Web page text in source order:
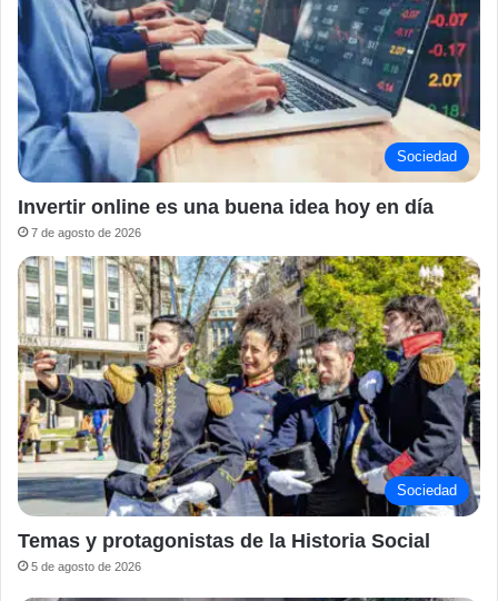
Sociedad
Invertir online es una buena idea hoy en día
7 de agosto de 2026
Sociedad
Temas y protagonistas de la Historia Social
5 de agosto de 2026